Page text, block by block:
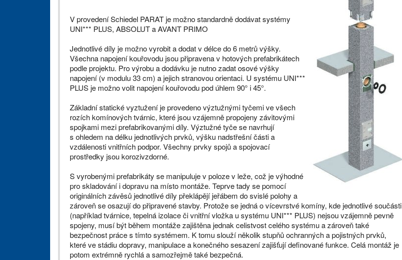
V provedení Schiedel PARAT je možno standardně dodávat systémy
UNI*** PLUS, ABSOLUT a AVANT PRIMO
Jednotlivé díly je možno vyrobit a dodat v délce do 6 metrů výšky.
Všechna napojení kouřovodu jsou připravena v hotových prefabrikátech
podle projektu. Pro výrobu a dodávku je nutno zadat osové výšky
napojení (v modulu 33 cm) a jejich stranovou orientaci. U systému UNI***
PLUS je možno volit napojení kouřovodu pod úhlem 90° i 45°.
Základní statické vyztužení je provedeno výztužnými tyčemi ve všech
rozích komínových tvárnic, které jsou vzájemně propojeny závitovými
spojkami mezi prefabrikovanými díly. Výztužné tyče se navrhují
s ohledem na délku jednotlivých prvků, výšku nadstřešní části a
vzdálenosti vnitřních podpor. Všechny prvky spojů a spojovací
prostředky jsou korozivzdorné.
S vyrobenými prefabrikáty se manipuluje v poloze v leže, což je výhodné
pro skladování i dopravu na místo montáže. Teprve tady se pomocí
originálních závěsů jednotlivé díly překlápějí jeřábem do svislé polohy a
zároveň se osazují do připravené stavby. Protože se jedná o vícevrstvé komíny, kde jednotlivé součásti
(například tvárnice, tepelná izolace či vnitřní vložka u systému UNI*** PLUS) nejsou vzájemně pevně
spojeny, musí být během montáže zajištěna jednak celistvost celého systému a zároveň také
bezpečnost práce s tímto systémem. K tomu slouží několik stupňů ochranných a pojistných prvků,
které ve stádiu dopravy, manipulace a konečného sesazení zajišťují definované funkce. Celá montáž je
potom extrémně rychlá a samozřejmě také bezpečná.